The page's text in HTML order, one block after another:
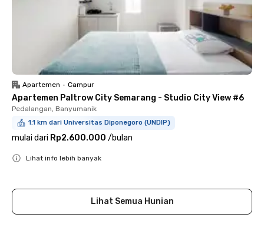
Apartemen • Campur
Apartemen Paltrow City Semarang - Studio City View #6
Pedalangan, Banyumanik
1.1 km dari Universitas Diponegoro (UNDIP)
mulai dari Rp2.600.000 /bulan
Lihat info lebih banyak
Lihat Semua Hunian